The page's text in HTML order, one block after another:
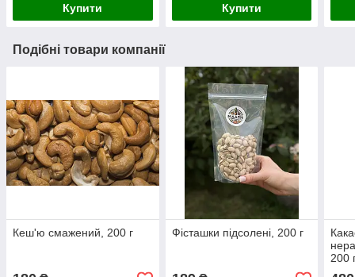
Купити Купити
Подібні товари компанії
Кеш'ю смажений, 200 г Фісташки підсолені, 200 г
200